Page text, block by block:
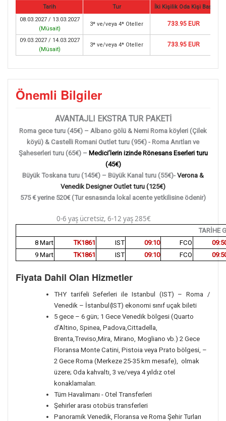
Tarih Tur
İki Kişilik Oda Kişi Başı
08.03.2027 / 13.03.2027
(Müsait)
3* ve/veya 4* Oteller 733.95 EUR
09.03.2027 / 14.03.2027
(Müsait)
3* ve/veya 4* Oteller 733.95 EUR
Önemli Bilgiler
AVANTAJLI EKSTRA TUR PAKETİ
Roma gece turu (45€) – Albano gölü & Nemi Roma köyleri (Çilek
köyü) & Castelli Romani Outlet turu (95€) - Roma Anıtları ve
Şaheserleri turu (65€) – Medici’lerin izinde Rönesans Eserleri turu
(45€)
Büyük Toskana turu (145€) – Büyük Kanal turu (55€)- Verona &
Venedik Designer Outlet turu (125€)
575 € yerine 520€ (Tur esnasında lokal acente yetkilisine ödenir)
0-6 yaş ücretsiz, 6-12 yaş 285€
TARİHE
8 Mart
TK1861 IST 09:10 FCO
9 Mart
TK1861 IST 09:10 FCO
Fiyata Dahil Olan Hizmetler
THY tarifeli Seferleri ile Istanbul (IST) – Roma /
Venedik – İstanbul (IST) ekonomi sınıf uçak bileti
5 gece – 6 gün; 1 Gece Venedik bölgesi (Quarto
d’Altino, Spinea, Padova,Cittadella,
Brenta,Treviso,Mira, Mirano, Mogliano vb.) 2 Gece
Floransa Monte Catini, Pistoia veya Prato bölgesi, –
2 Gece Roma (Merkeze 25-35 km mesafe), olmak
üzere; Oda kahvaltı, 3 ve/veya 4 yıldız otel
konaklamaları.
Tüm Havalimanı - Otel Transferleri
Şehirler arası otobüs transferleri
Panoramik Venedik, Floransa ve Roma Şehir Turları